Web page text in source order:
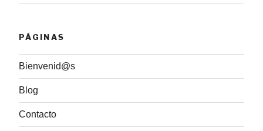
PÁGINAS
Bienvenid@s
Blog
Contacto